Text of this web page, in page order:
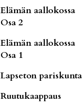
Elämän aallokossa
Osa 2
Elämän aallokossa
Osa 1
Lapseton pariskunta
Ruutukaappaus